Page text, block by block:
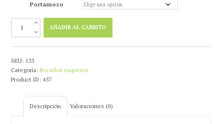
Portamozo
Vaquero
Caldera
Mediana
Movible
cantidad
AÑADIR AL CARRITO
SKU: 133
Categoría:Bocados vaqueros
Product ID:457
Descripción Valoraciones (0)